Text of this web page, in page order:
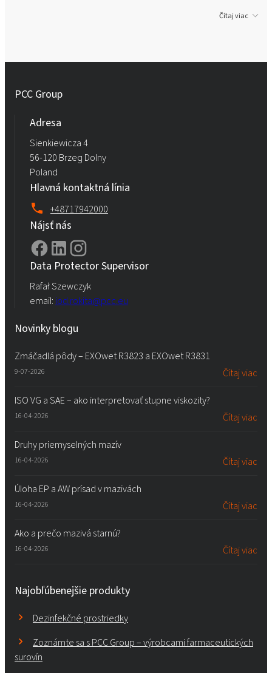
Čítaj viac
PCC Group
Adresa
Sienkiewicza 4
56-120 Brzeg Dolny
Poland
Hlavná kontaktná línia
+48717942000
Nájsť nás
Data Protector Supervisor
Rafał Szewczyk
email: iod.rokita@pcc.eu
Novinky blogu
Zmáčadlá pôdy – EXOwet R3823 a EXOwet R3831
9-07-2026 Čítaj viac
ISO VG a SAE – ako interpretovať stupne viskozity?
16-04-2026 Čítaj viac
Druhy priemyselných mazív
16-04-2026 Čítaj viac
Úloha EP a AW prísad v mazivách
16-04-2026 Čítaj viac
Ako a prečo mazivá starnú?
16-04-2026 Čítaj viac
Najobľúbenejšie produkty
Dezinfekčné prostriedky
Zoznámte sa s PCC Group – výrobcami farmaceutických
surovín